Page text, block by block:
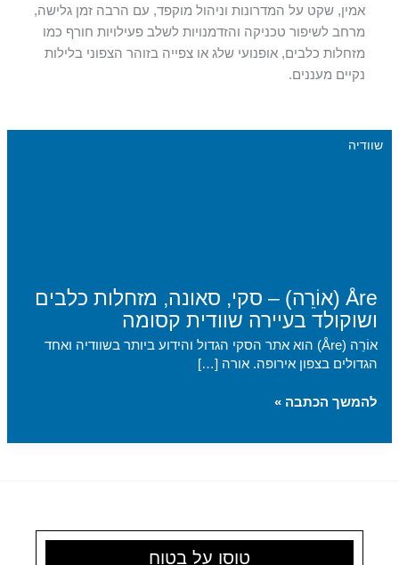
אמין, שקט על המדרונות וניהול מוקפד, עם הרבה זמן גלישה,
מרחב לשיפור טכניקה והזדמנויות לשלב פעילויות חורף כמו
מזחלות כלבים, אופנועי שלג או צפייה בזוהר הצפוני בלילות
נקיים מעננים.
Åre (אוֹרֵה) – סקי, סאונה, מזחלות כלבים
ושוקולד בעיירה שוודית קסומה
שוודיה
אוֹרֵה (Åre) הוא אתר הסקי הגדול והידוע ביותר בשוודיה ואחד
הגדולים בצפון אירופה. אורה […]
Åre
ושוקולד
להמשך הכתבה »
טוסו על בטוח